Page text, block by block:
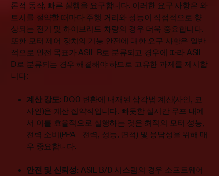
론적 동작, 빠른 실행을 요구합니다. 이러한 요구 사항은 와
트시를 절약할 때마다 주행 거리와 성능이 직접적으로 향
상되는 전기 및 하이브리드 차량의 경우 더욱 중요합니다.
또한 모터 제어 장치의 기능 안전에 대한 요구 사항은 일반
적으로 안전 목표가 ASIL B로 분류되고 경우에 따라 ASIL
D로 분류되는 경우 해결해야 하므로 고유한 과제를 제시합
니다:
계산 강도: DQ0 변환에 내재된 삼각법 계산(사인, 코
사인)은 계산 집약적입니다. 빠듯한 실시간 루프 내에
서 이를 효율적으로 실행하는 것은 최적의 모터 성능,
전력 소비(PPA - 전력, 성능, 면적) 및 응답성을 위해 매
우 중요합니다.
안전 및 신뢰성: ASIL B/D 시스템의 경우 소프트웨어